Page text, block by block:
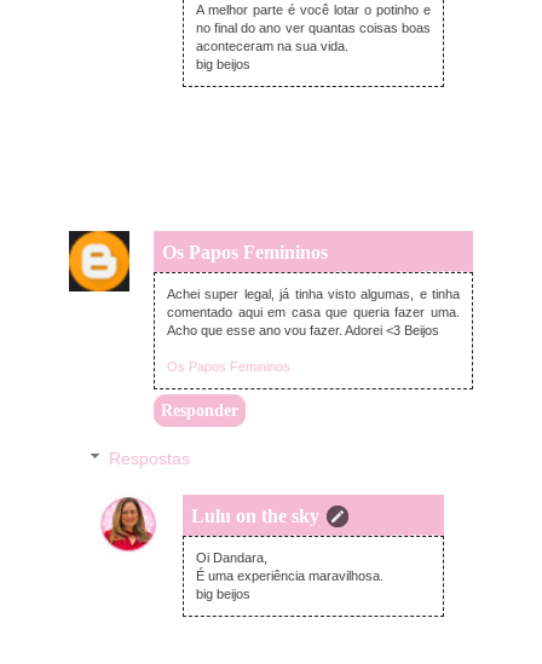
A melhor parte é você lotar o potinho e
no final do ano ver quantas coisas boas
aconteceram na sua vida.
big beijos
Os Papos Femininos
sexta-feira, novembro 25, 2016
Achei super legal, já tinha visto algumas, e tinha
comentado aqui em casa que queria fazer uma.
Acho que esse ano vou fazer. Adorei <3 Beijos
Os Papos Femininos
Responder
Respostas
Lulu on the sky
segunda-feira, novembro 28, 2016
Oi Dandara,
É uma experiência maravilhosa.
big beijos